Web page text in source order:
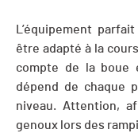
L’équipement
être adapté à la
compte de la boue
dépend de chaque
niveau. Attention,
genoux lors des